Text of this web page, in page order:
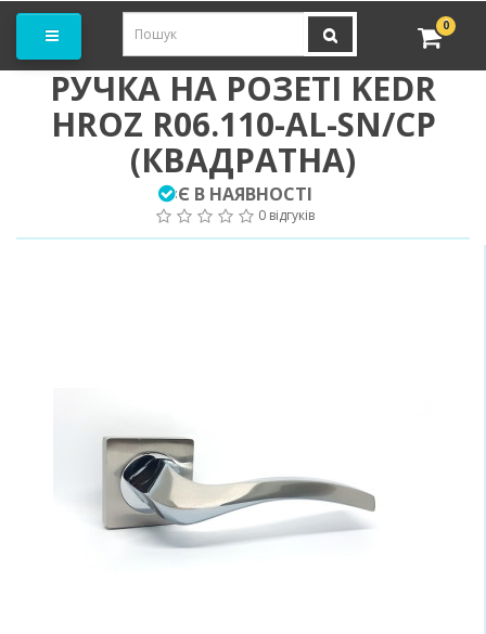
0
РУЧКА НА РОЗЕТІ KEDR
HROZ R06.110-AL-SN/CP
(КВАДРАТНА)
:Є В НАЯВНОСТІ
0 відгуків